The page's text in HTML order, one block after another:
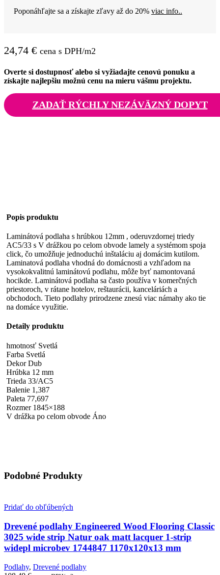
Poponáhľajte sa a získajte zľavy až do 20% viac info..
24,74 € cena s DPH/m2
Overte si dostupnosť alebo si vyžiadajte cenovú ponuku a
získajte najlepšiu možnú cenu na mieru vášmu projektu.
ZADAŤ RÝCHLY NEZÁVÄZNÝ DOPYT
Popis produktu
Laminátová podlaha s hrúbkou 12mm , oderuvzdornej triedy
AC5/33 s V drážkou po celom obvode lamely a systémom spoja
click, čo umožňuje jednoduchú inštaláciu aj domácim kutilom.
Laminatová podlaha vhodná do domácnosti a vzhľadom na
vysokokvalitnú laminátovú podlahu, môže byť namontovaná
hocikde. Laminátová podlaha sa často používa v komerčných
priestoroch, v rátane hotelov, reštaurácii, kanceláriách a
obchodoch. Tieto podlahy prirodzene znesú viac námahy ako tie
na domáce využitie.
Detaily produktu
hmotnosť Svetlá
Farba Svetlá
Dekor Dub
Hrúbka 12 mm
Trieda 33/AC5
Balenie 1,387
Paleta 77,697
Rozmer 1845×188
V drážka po celom obvode Áno
Podobné Produkty
Pridať do obľúbených
Drevené podlahy Engineered Wood Flooring Classic
3025 wide strip Natur oak matt lacquer 1-strip
widepl microbev 1744847 1170x120x13 mm
Podlahy, Drevené podlahy